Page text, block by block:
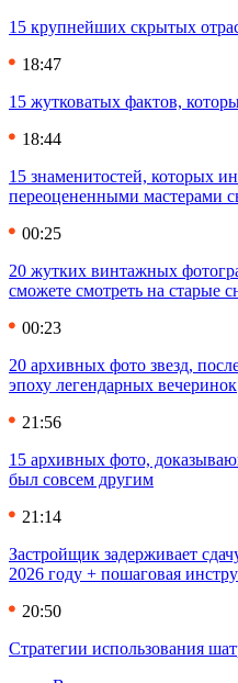
15 крупнейших скрытых
18:47
15 жутковатых фактов,
18:44
15 знаменитостей, которых
переоцененными мастерами
00:25
20 жутких винтажных
сможете смотреть на старые
00:23
20 архивных фото звезд,
эпоху легендарных вечеринок
21:56
15 архивных фото,
был совсем другим
21:14
Застройщик задерживает
2026 году + пошаговая
20:50
Стратегии использования